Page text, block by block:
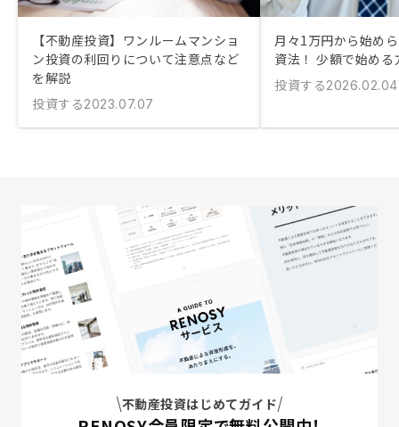
【不動産投資】ワンルームマンショ
ン投資の利回りについて注意点など
を解説
投資する2023.07.07
月々1万円から始め
資法！ 少額で始め
投資する2026.02.04
不動産投資はじめてガイド